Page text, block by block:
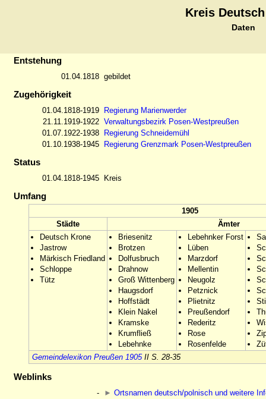
Kreis
Daten
Entstehung
01.04.1818 gebildet
Zugehörigkeit
01.04.1818-1919
Regierung Marienwerder
21.11.1919-1922 Verwaltungsbezirk Posen-Westpreußen
01.07.1922-1938
Regierung Schneidemühl
01.10.1938-1945
Regierung Grenzmark Posen-Westpreußen
Status
01.04.1818-1945 Kreis
Umfang
1905
Städte
Ämter
Deutsch Krone
Jastrow
Märkisch Friedland
Schloppe
Tütz
Briesenitz
Brotzen
Dolfusbruch
Drahnow
Groß Wittenberg
Haugsdorf
Hoffstädt
Klein Nakel
Kramske
Krumfließ
Lebehnke
Lebehnker Forst
Lüben
Marzdorf
Mellentin
Neugolz
Petznick
Plietnitz
Preußendorf
Rederitz
Rose
Rosenfelde
Gemeindelexikon Preußen 1905II S. 28-35
Weblinks
- ► Ortsnamen deutsch/polnisch und weitere